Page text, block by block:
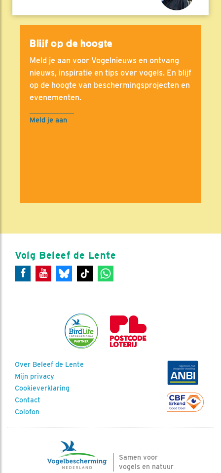
Blijf op de hoogte
Meld je aan voor Vogelnieuws en ontvang
nieuws, inspiratie en tips over vogels. En blijf
op de hoogte van beschermingsprojecten en
evenementen.
Meld je aan
Volg Beleef de Lente
Over Beleef de Lente
Mijn privacy
Cookieverklaring
Contact
Colofon
Samen voor
vogels en natuur